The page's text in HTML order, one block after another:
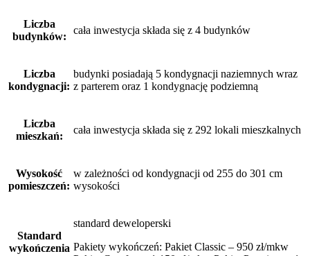
Liczba
budynków:
cała inwestycja składa się z 4 budynków
Liczba
kondygnacji:
budynki posiadają 5 kondygnacji naziemnych wraz
z parterem oraz 1 kondygnację podziemną
Liczba
mieszkań:
cała inwestycja składa się z 292 lokali mieszkalnych
Wysokość
pomieszczeń:
w zależności od kondygnacji od 255 do 301 cm
wysokości
Standard
wykończenia
standard deweloperski
Pakiety wykończeń: Pakiet Classic – 950 zł/mkw